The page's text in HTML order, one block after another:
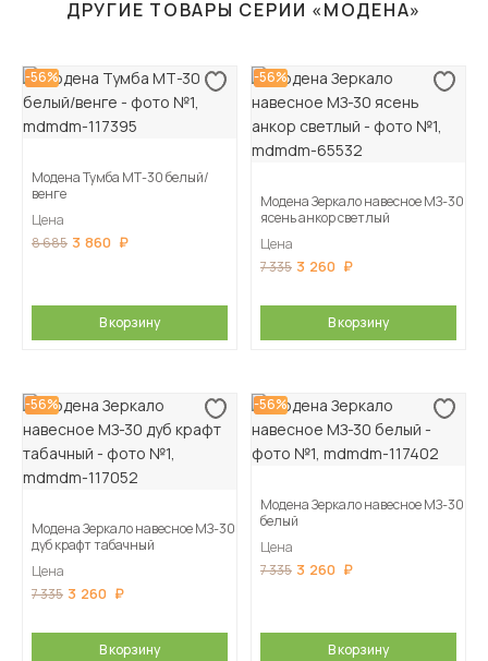
ДРУГИЕ ТОВАРЫ СЕРИИ «МОДЕНА»
-56%
Модена Тумба МТ-30 белый/
венге
Цена
8 685 3 860
В корзину
-56%
Модена Зеркало навесное МЗ-30
ясень анкор светлый
Цена
7 335 3 260
В корзину
-56%
Модена Зеркало навесное МЗ-30
дуб крафт табачный
Цена
7 335 3 260
В корзину
-56%
Модена Зеркало навесное МЗ-30
белый
Цена
7 335 3 260
В корзину